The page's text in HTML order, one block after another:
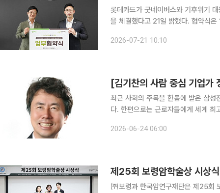
롯데카드가 굿네이버스와 기후위기
을 체결했다고 21일 밝혔다. 협약식은 16일 서울 종로구 롯데카드 본사에서 전계완 롯데카드 전략
열렸다. 두 기관은 이번 협약을
2026-07-21 10:10
[김기찬의 사람 중심 기업가
최근 사회의 주목을 한몸에 받은 삼성
다. 한편으로는 근로자들에게 세계
2026-06-24 06:00
제25회 보령암학술상 시상
㈜보령과 한국암연구재단은 제25회 보령